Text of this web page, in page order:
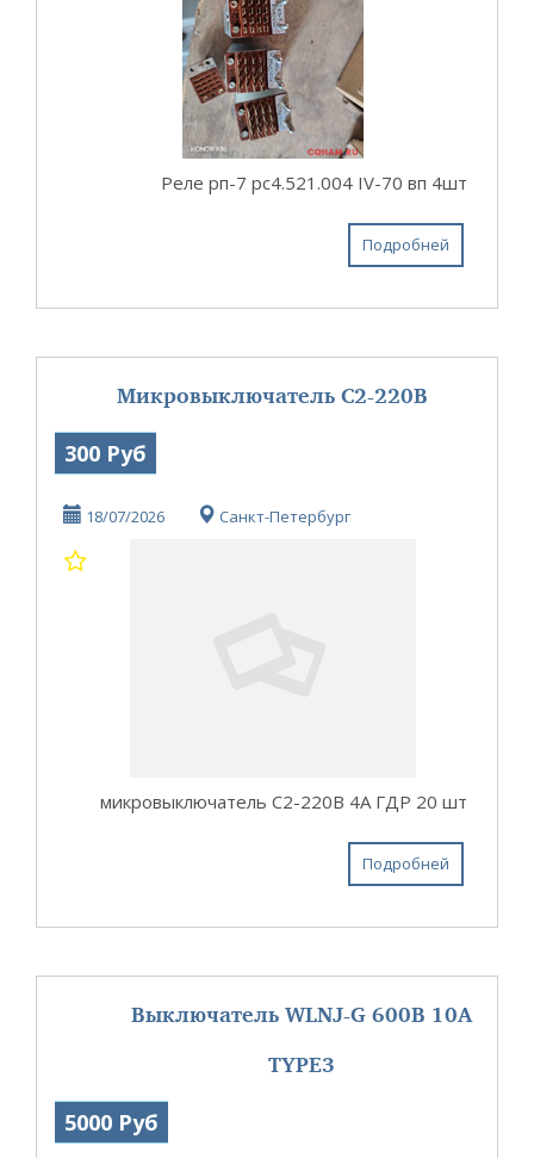
Реле рп-7 рс4.521.004 IV-70 вп 4шт
Подробней
Микровыключатель С2-220В
300 Руб
18/07/2026 Санкт-Петербург
микровыключатель С2-220В 4А ГДР 20 шт
Подробней
Выключатель WLNJ-G 600В 10А
TYPE3
5000 Руб